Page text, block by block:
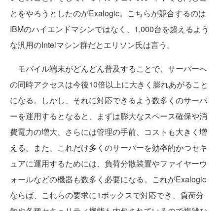
とをやろうとしたのがExalogic。こちらが競合するのは
IBMのハイエンドマシンではなく、1,000台を超えるよう
な汎用のIntelマシン群だとエリソン氏は言う。
モバイル端末がどんどん普及することで、サーバーへ
の同時アクセスは今後10倍以上に大きく膨れあがること
になる。しかし、それに対応できるよう数多くのサーバ
ーを運用するとなると、まずは膨大なスペース確保や消
費電力の増大、さらには管理の手前、コストも大きく増
える。また、これだけ多くのサーバーを効率的かつセキ
ュアに運用するためには、負荷分散装置やファイヤーウ
ォールなどの機器も数多く必要になる。これがExalogic
ならば、これらの要求に1ボックスで対応でき、負荷分